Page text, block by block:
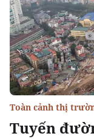
Tuyến
Toàn cảnh thị